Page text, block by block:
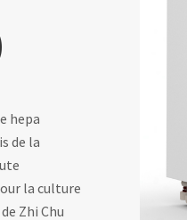
hepa
de la
la culture
Zhi Chu